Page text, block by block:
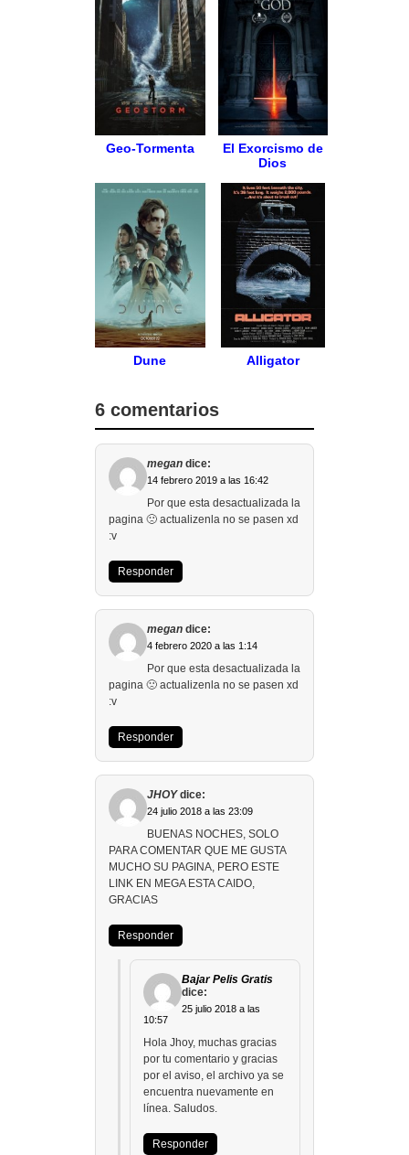
Geo-Tormenta
El Exorcismo de
Dios
Dune Alligator
6 comentarios
megan dice:
14 febrero 2019 a las 16:42
Por que esta desactualizada la
pagina 🙁 actualizenla no se pasen xd
:v
Responder
megan dice:
4 febrero 2020 a las 1:14
Por que esta desactualizada la
pagina 🙁 actualizenla no se pasen xd
:v
Responder
JHOY dice:
24 julio 2018 a las 23:09
BUENAS NOCHES, SOLO
PARA COMENTAR QUE ME GUSTA
MUCHO SU PAGINA, PERO ESTE
LINK EN MEGA ESTA CAIDO,
GRACIAS
Responder
Bajar Pelis Gratis
dice:
25 julio 2018 a las
10:57
Hola Jhoy, muchas gracias
por tu comentario y gracias
por el aviso, el archivo ya se
encuentra nuevamente en
línea. Saludos.
Responder